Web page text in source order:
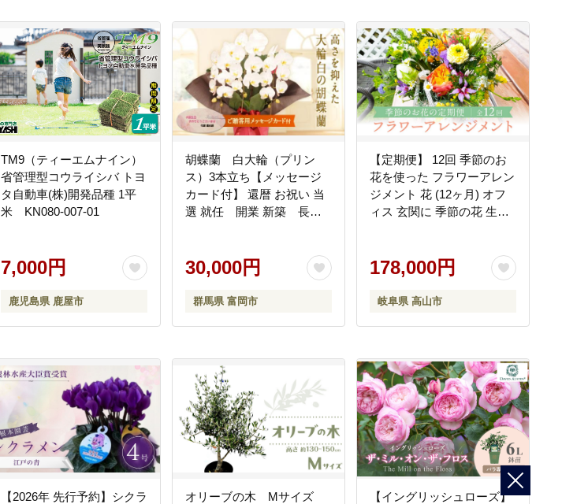
TM9（ティーエムナイン）
省管理型コウライシバ トヨ
タ自動車(株)開発品種 1平
米 KN080-007-01
7,000円
鹿児島県 鹿屋市
胡蝶蘭 白大輪（プリン
ス）3本立ち【メッセージ
カード付】 還暦 お祝い 当
選 就任 開業 新築 長生
お花 贈り物 プレゼント ギ
フト こちょうらん F20E-
421
30,000円
群馬県 富岡市
【定期便】 12回 季節のお
花を使った フラワーアレン
ジメント 花 (12ヶ月) オフ
ィス 玄関に 季節の花 生花
178,000円
岐阜県 高山市
【2026年 先行予約】シクラ オリーブの木 Mサイズ 【イングリッシュローズ】